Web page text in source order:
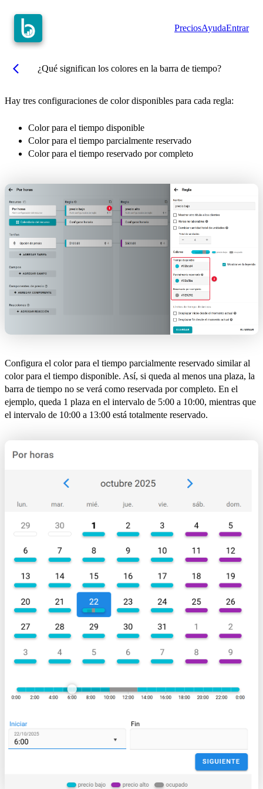
PreciosAyudaEntrar
arrow_back_ios ¿Qué significan los colores en la barra de tiempo?
Hay tres configuraciones de color disponibles para cada regla:
Color para el tiempo disponible
Color para el tiempo parcialmente reservado
Color para el tiempo reservado por completo
Configura el color para el tiempo parcialmente reservado similar al
color para el tiempo disponible. Así, si queda al menos una plaza, la
barra de tiempo no se verá como reservada por completo. En el
ejemplo, queda 1 plaza en el intervalo de 5:00 a 10:00, mientras que
el intervalo de 10:00 a 13:00 está totalmente reservado.